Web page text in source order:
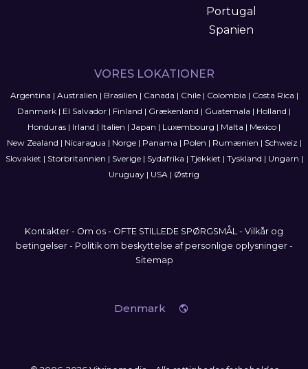
Portugal
Spanien
VORES LOKATIONER
Argentina | Australien | Brasilien | Canada | Chile| Colombia | Costa Rica |
Danmark | El Salvador | Finland | Grækenland | Guatemala | Holland |
Honduras | Irland | Italien | Japan | Luxembourg | Malta | Mexico |
New Zealand | Nicaragua | Norge| Panama | Polen | Rumænien | Schweiz |
Slovakiet | Storbritannien | Sverige| Sydafrika | Tjekkiet | Tyskland | Ungarn |
Uruguay | USA | Østrig
Kontakter - Om os - OFTE STILLEDE SPØRGSMÅL - Vilkår og
betingelser- Politik om beskyttelse af personlige oplysninger-
Sitemap
Denmark